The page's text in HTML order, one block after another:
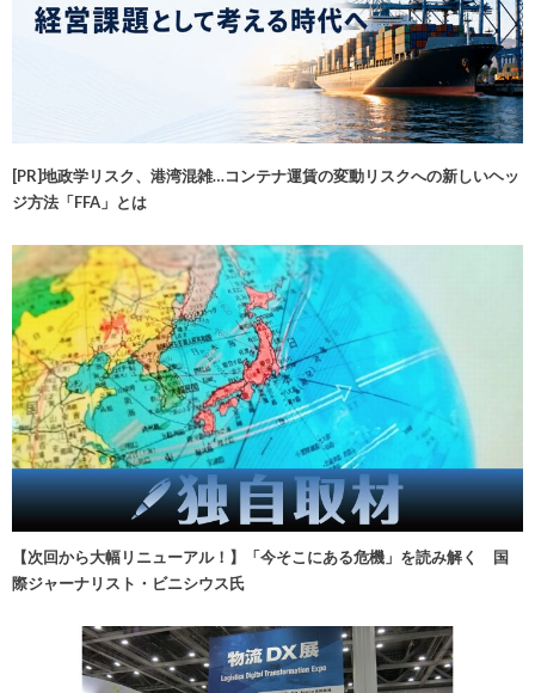
[PR]地政学リスク、港湾混雑…コンテナ運賃の変動リスクへの新しいヘッ
ジ方法「FFA」とは
【次回から大幅リニューアル！】「今そこにある危機」を読み解く 国
際ジャーナリスト・ビニシウス氏